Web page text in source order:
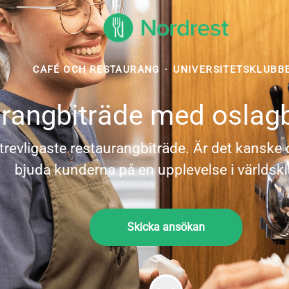
CAFÉ OCH RESTAURANG ·
med
restaurangbiträde. Är det
bjuda kunderna på en upplevelse i
Skicka ansökan